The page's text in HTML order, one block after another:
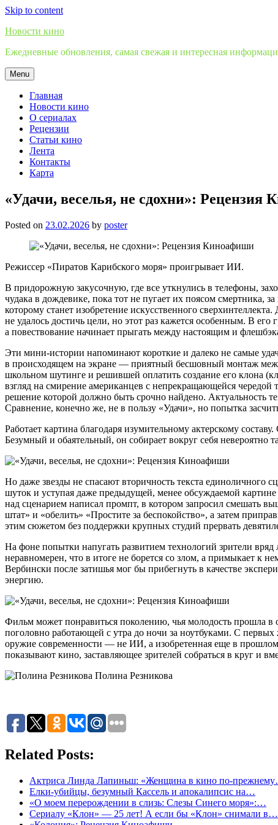
Skip to content
Новости кино
Ежедневные обновления, самая свежая и интересная
Menu
Главная
Новости кино
О сериалах
Рецензии
Статьи кино
Лента
Контакты
Карта
«Удачи, веселья, не сдохни»: Рецензия
Posted on 23.02.2026 by poster
Режиссер «Пиратов Карибского моря» проигрывает ИИ.
В придорожную закусочную, где все уткнулись в телефоны,
чудака в дождевике, пока тот не пугает их поясом смертника,
которому станет изобретение искусственного
не удалось достичь цели, но этот раз кажется особенным. В
а повествование начинает прыгать между настоящим и
Эти мини-истории напоминают короткие и далеко не самые
в происходящем на экране — приятный бесшовный монтаж
школьном шутинге и решившей оплатить создание его клона
взгляд на смирение американцев с непрекращающейся чередой
решение которой должно быть срочно найдено. Актуальность
Сравнение, конечно же, не в пользу «Удачи», но попытка
Работает картина благодаря изумительному актерскому
Безумный и обаятельный, он собирает вокруг себя
Но даже звезды не спасают вторичность текста
шуток и уступая даже предыдущей, менее обсуждаемой
над сценарием написал промпт, в котором запросил смешать
штат» и «обелить» «Простите за беспокойство», а затем
этим сюжетом без поддержки крупных студий прервать
На фоне попытки напугать развитием технологий зрители вряд
неравномерен, что в итоге не борется со злом, а примыкает к
Вербински после затишья мог бы прибегнуть в качестве
энергию.
Фильм может понравиться поколению, чья молодость прошла в
поголовно работающей с утра до ночи за ноутбуками. С
оружие современности — не ИИ, а изобретенная еще в прошлом
показывают кино, заставляющее зрителей собраться в круг и
Полина Резникова
Related Posts:
Актриса Линда Лапиньш: «Женщина в кино по-
Елки-убийцы, безумный Кассель и апокалипсис на…
«О моем перерождении в слизь: Слезы Синего моря»:…
Сериалу «Клон» — 25 лет! А если бы «Клон» снимали в…